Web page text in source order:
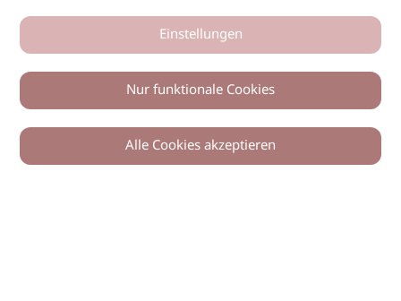
0
Einstellungen
Nur funktionale Cookies
Alle Cookies akzeptieren